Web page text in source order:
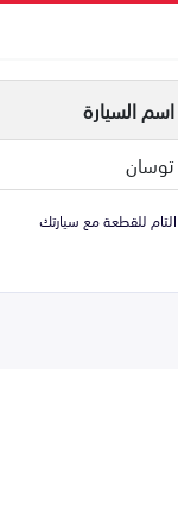
اسم السيارة
توسان